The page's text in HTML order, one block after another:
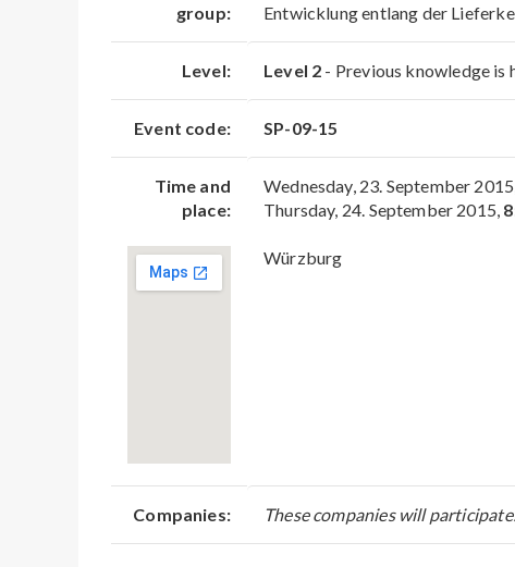
group:
Entwicklung entlang der
Level: Level 2 - Previous knowledge is
Event code: SP-09-15
Time and
place:
Wednesday, 23. September
Thursday, 24. September 2015,
Würzburg
Companies: These companies will